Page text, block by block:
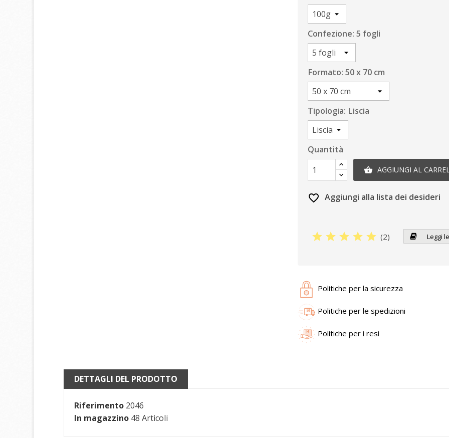
Confezione: 5 fogli
Formato: 50 x 70 cm
Tipologia: Liscia
Quantità
 AGGIUNGI AL
favorite_border Aggiungi alla lista dei desideri
star star star star star (2) Leggi
Politiche per la sicurezza
Politiche per le spedizioni
Politiche per i resi
DETTAGLI DEL PRODOTTO
Riferimento 2046
In magazzino 48 Articoli